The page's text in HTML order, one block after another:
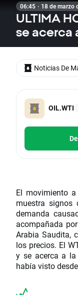
06:45 · 18 de marzo
ULTIMA
se acerca
OIL.WTI
El movimiento
muestra signos
demanda
acompañada
Arabia Saudita,
los precios. El
y se acerca a
había visto
Noticias De